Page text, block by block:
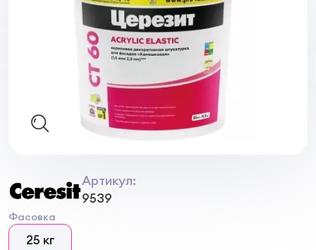
Артикул:
9539
Фасовка
25 кг